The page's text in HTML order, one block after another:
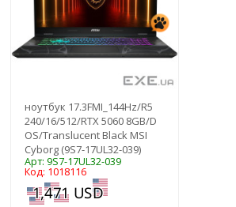
ноутбук 17.3FMI_144Hz/R5
240/16/512/RTX 5060 8GB/D
OS/Translucent Black MSI
Cyborg (9S7-17UL32-039)
Арт: 9S7-17UL32-039
Код: 1018116